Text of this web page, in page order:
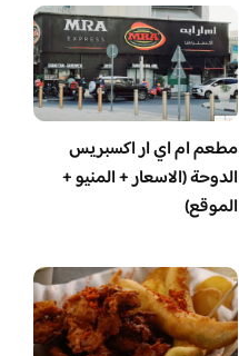
مطعم ام اي ار اكسبريس
الدوحة (الاسعار + المنيو +
الموقع)